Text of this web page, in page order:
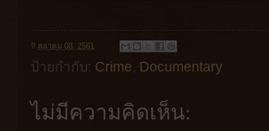
ที่ ตุลาคม 08, 2561
ป้ายกำกับ: Crime, Documentary
ไม่มีความคิดเห็น: